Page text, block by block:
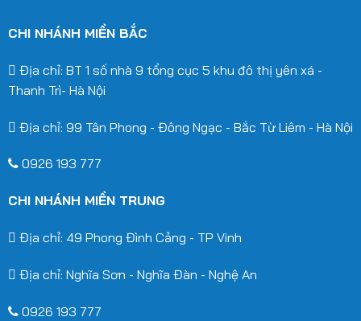
Mái vòm được ứng dụng rộng rãi trong nhiều không gian:
Mái che hồ bơi, sân chơi, nhà xe, sân thượng
Quán café sân vườn, nhà hàng ngoài trời
Khuôn viên trường học, nhà chờ công cộng
Quy trình thi công – Khoa học và
chuyên nghiệp
Mái Xếp Phú Thành trực tiếp khảo sát hiện trạng, tư vấn
của khách hàng. Chúng tôi sử dụng máy móc hiện đại,
CHI NHÁNH MIỀN BẮC
Địa chỉ: BT 1 số nhà 9 tổng cục 5 khu đô thị yên xá -
Thanh Trì- Hà Nội
Địa chỉ: 99 Tân Phong - Đông Ngạc - Bắc Từ Liêm - Hà Nội
0926 193 777
CHI NHÁNH MIỀN TRUNG
Địa chỉ: 49 Phong Đình Cảng - TP Vinh
Địa chỉ: Nghĩa Sơn - Nghĩa Đàn - Nghệ An
0926 193 777